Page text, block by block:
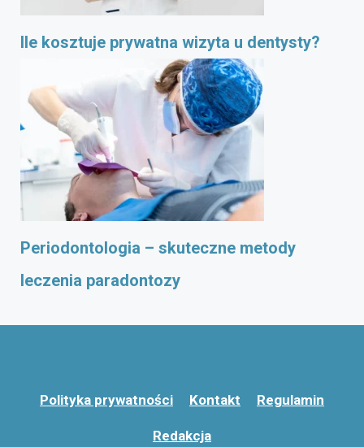
Ile kosztuje prywatna wizyta u dentysty?
Periodontologia – skuteczne metody
leczenia paradontozy
Polityka prywatności Kontakt Regulamin
Redakcja